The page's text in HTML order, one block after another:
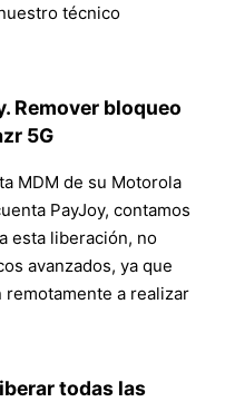
técnico
Remover bloqueo
5G
MDM de su Motorola
PayJoy, contamos
esta liberación, no
avanzados, ya que
a realizar
todas las